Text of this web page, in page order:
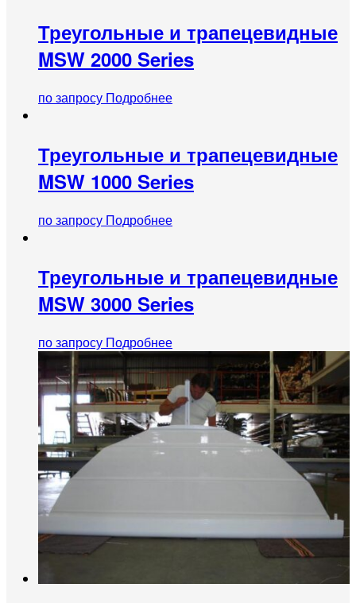
Треугольные и трапецевидные
MSW 2000 Series
по запросу Подробнее
Треугольные и трапецевидные
MSW 1000 Series
по запросу Подробнее
Треугольные и трапецевидные
MSW 3000 Series
по запросу Подробнее